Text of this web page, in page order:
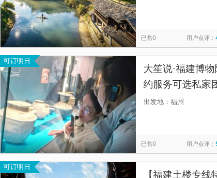
已售0 用户点评：
可订明日
大笙说·福建博
约服务可选私家
深讲师多年讲解
出发地：福州
已售0 用户点评：
可订明日
【福建土楼专